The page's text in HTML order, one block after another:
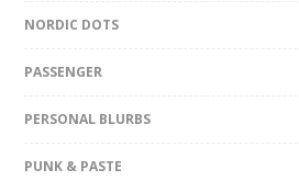
NORDIC DOTS
PASSENGER
PERSONAL BLURBS
PUNK & PASTE